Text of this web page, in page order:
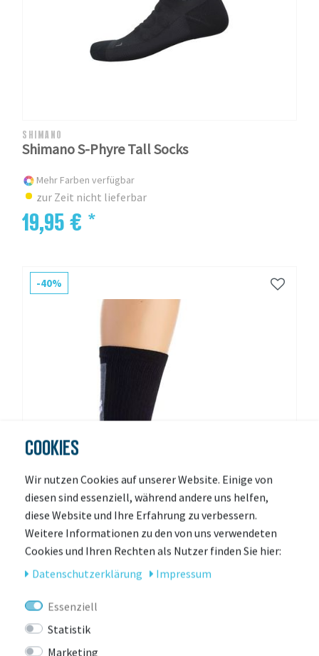
SHIMANO
Shimano S-Phyre Tall Socks
Mehr Farben verfügbar
zur Zeit nicht lieferbar
19,95 € *
-40%
FOX RACING (BEKLEIDUNG)
Mehr Farben verfügbar
zur Zeit nicht lieferbar
COOKIES
Wir nutzen Cookies auf unserer Website. Einige von
diesen sind essenziell, während andere uns helfen,
diese Website und Ihre Erfahrung zu verbessern.
Weitere Informationen zu den von uns verwendeten
Cookies und Ihren Rechten als Nutzer finden Sie hier:
Daten­schutz­erklärung
Impressum
Essenziell
Statistik
Marketing